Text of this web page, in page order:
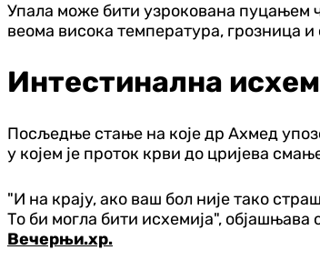
Упала може бити узрокована пуцањем
веома висока температура, грозница
Интестинална
Посљедње стање на које др Ахмед
у којем је проток крви до цријева
"И на крају, ако ваш бол није тако
То би могла бити исхемија",
Вечерњи.хр.